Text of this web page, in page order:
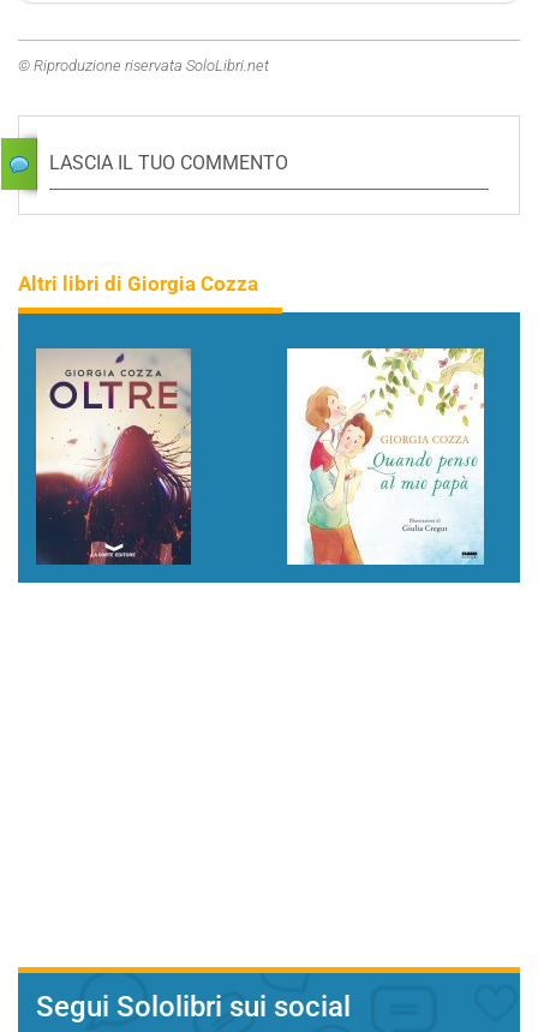
© Riproduzione riservata SoloLibri.net
LASCIA IL TUO COMMENTO
Altri libri di Giorgia Cozza
Segui Sololibri sui social